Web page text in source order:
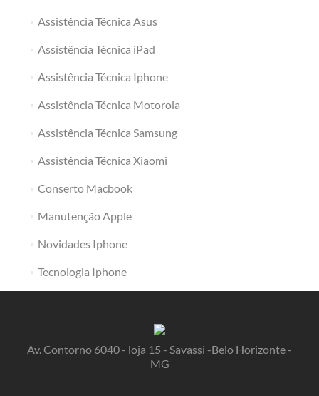
Assistência Técnica Asus
Assistência Técnica iPad
Assistência Técnica Iphone
Assistência Técnica Motorola
Assistência Técnica Samsung
Assistência Técnica Xiaomi
Conserto Macbook
Manutenção Apple
Novidades Iphone
Tecnologia Iphone
Av. Contorno 6040 - loja 15 - Savassi -Belo Horizonte -
MG